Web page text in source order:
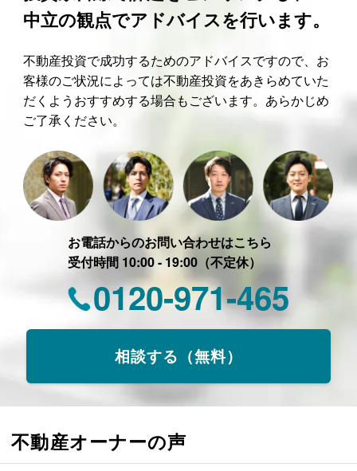
中立の観点でアドバイスを行います。
不動産投資で成功するためのアドバイスですので、お
客様のご状況によっては不動産投資をあきらめていた
だくようおすすめする場合もございます。あらかじめ
ご了承ください。
お電話からのお問い合わせはこちら
受付時間 10:00 - 19:00（不定休）
0120-971-465
相談する（無料）
不動産オーナーの声